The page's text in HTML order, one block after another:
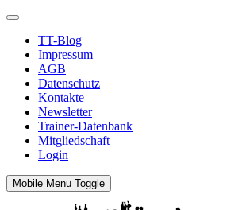
TT-Blog
Impressum
AGB
Datenschutz
Kontakte
Newsletter
Trainer-Datenbank
Mitgliedschaft
Login
Mobile Menu Toggle